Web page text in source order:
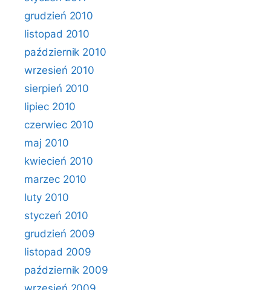
grudzień 2010
listopad 2010
październik 2010
wrzesień 2010
sierpień 2010
lipiec 2010
czerwiec 2010
maj 2010
kwiecień 2010
marzec 2010
luty 2010
styczeń 2010
grudzień 2009
listopad 2009
październik 2009